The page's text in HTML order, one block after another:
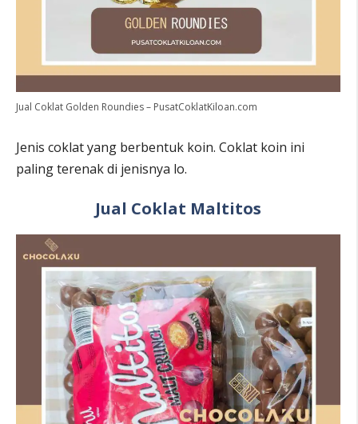
Jual Coklat Golden Roundies – PusatCoklatKiloan.com
Jenis coklat yang berbentuk koin. Coklat koin ini
paling terenak di jenisnya lo.
Jual Coklat Maltitos